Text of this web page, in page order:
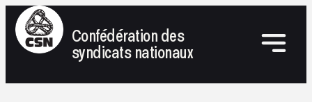
Confédération des
syndicats nationaux